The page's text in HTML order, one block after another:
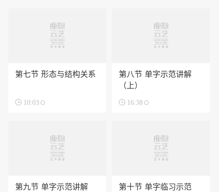
第七节 形态与结构关系
 10:03
第八节 单字示范讲解
（上）
 16:38
第九节 单字示范讲解
第十节 单字临习示范